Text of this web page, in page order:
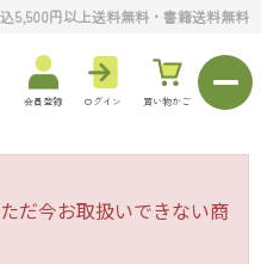
5,500円以上送料無料・書籍送料無料
会員登録 ログイン 買い物かご
だ今お取扱いできない商